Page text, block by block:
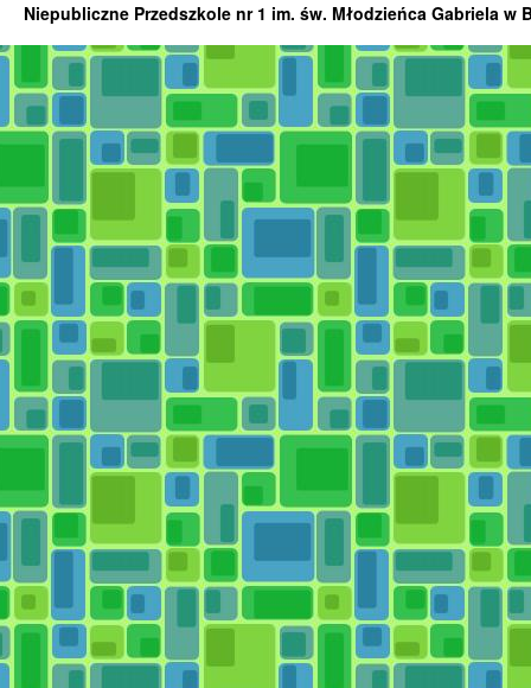
Niepubliczne Przedszkole nr 1 im. św. Młodzieńca Gabriela w